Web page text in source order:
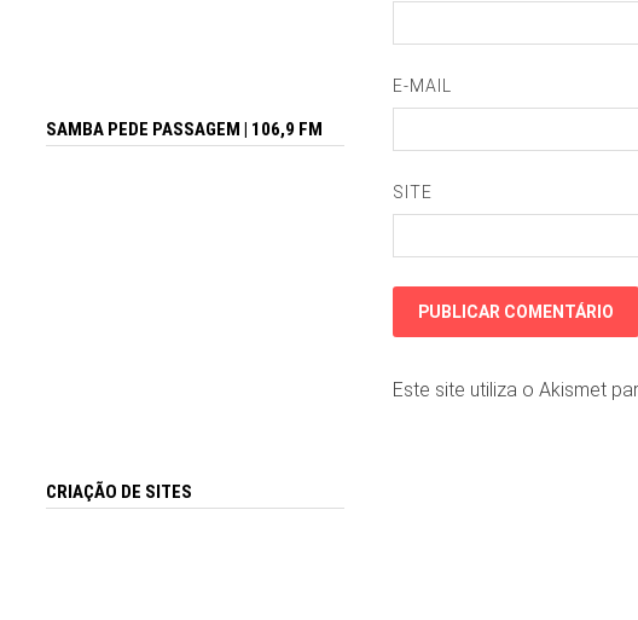
E-MAIL
SITE
Este site utiliza o Akismet
SAMBA PEDE PASSAGEM | 106,9 FM
CRIAÇÃO DE SITES